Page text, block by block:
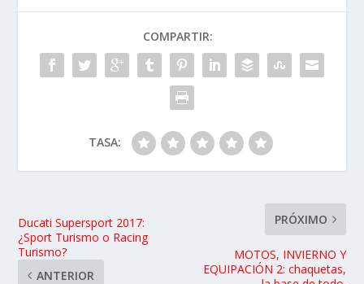
COMPARTIR:
TASA:
Ducati Supersport 2017:
¿Sport Turismo o Racing
Turismo?
ANTERIOR
PRÓXIMO
MOTOS, INVIERNO Y
EQUIPACIÓN 2: chaquetas,